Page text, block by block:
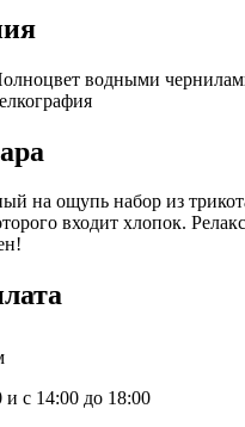
водными
на ощупь набор из
входит хлопок.
с 14:00 до 18:00